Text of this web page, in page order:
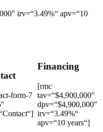
irv=“3.49%“ apv=“10
form-7
Financing
[rmc
tav=“$4,900,000″
dpv=“$4,900,000″
irv=“3.49%“
apv=“10 years“]